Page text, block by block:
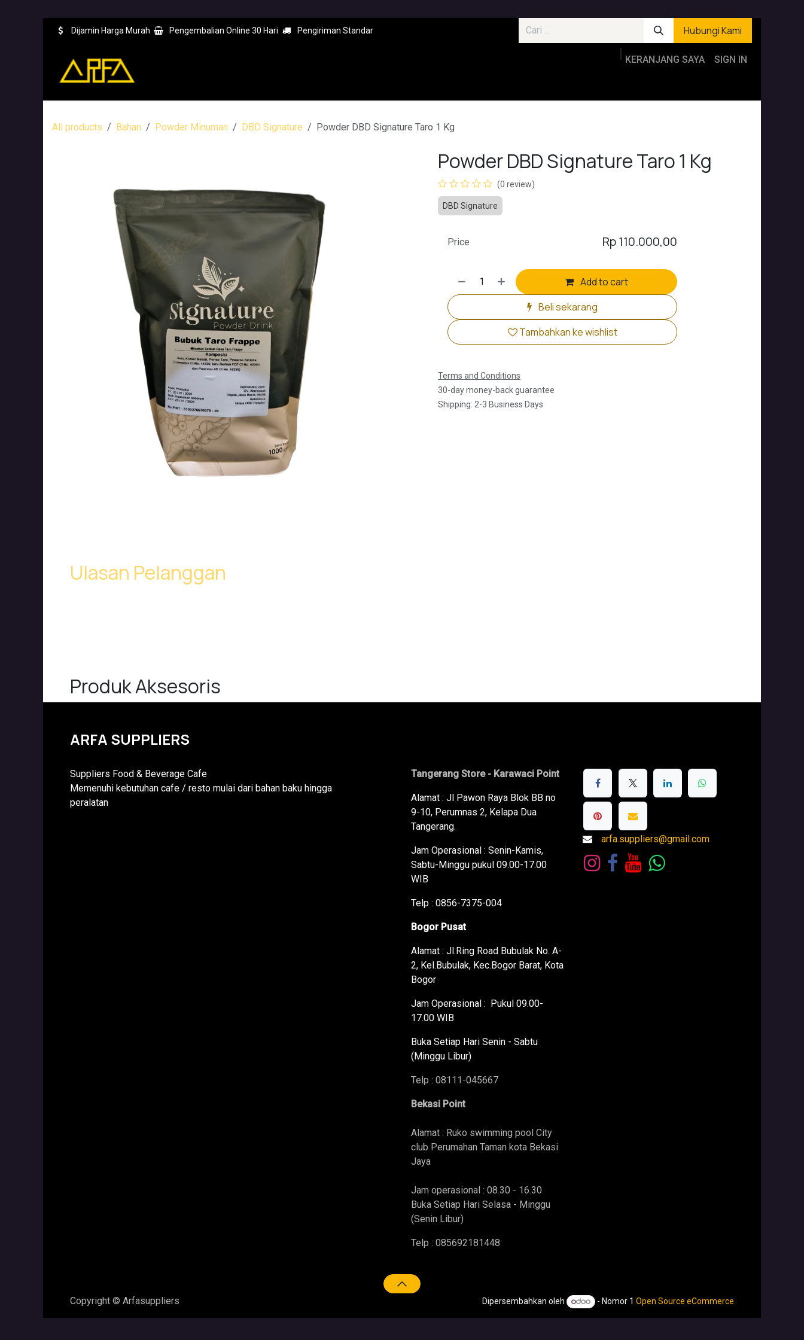
Skip ke Konten Dijamin Harga Murah Pengembalian Online 30 Hari Pengiriman Standar Hubungi Kami
KERANJANG SAYA SIGN IN
All products Bahan Powder Minuman DBD Signature Powder DBD Signature Taro 1 Kg
Powder DBD Signature Taro 1 Kg
(0 review)
DBD Signature
Add to cart
Beli sekarang
Tambahkan ke wishlist
Price Rp110.000,00
Terms and Conditions
30-day money-back guarantee
Shipping: 2-3 Business Days
Ulasan Pelanggan
Produk Aksesoris
ARFA SUPPLIERS
Suppliers Food & Beverage Cafe
Memenuhi kebutuhan cafe / resto mulai dari bahan baku hingga
peralatan
Tangerang Store - Karawaci Point
Alamat : Jl Pawon Raya Blok BB no
9-10, Perumnas 2, Kelapa Dua
Tangerang.
Jam Operasional : Senin-Kamis,
Sabtu-Minggu pukul 09.00-17.00
WIB
Telp : 0856-7375-004
Bogor Pusat
Alamat : Jl.Ring Road Bubulak No. A-
2, Kel.Bubulak, Kec.Bogor Barat, Kota
Bogor
Jam Operasional : Pukul 09.00-
17.00 WIB
Buka Setiap Hari Senin - Sabtu
(Minggu Libur)
Telp : 08111-045667
Bekasi Point
Alamat : Ruko swimming pool City
club Perumahan Taman kota Bekasi
Jaya
Jam operasional : 08.30 - 16.30
Buka Setiap Hari Selasa - Minggu
(Senin Libur)
Telp : 085692181448
arfa.suppliers@gmail.com
Copyright © Arfasuppliers Dipersembahkan oleh - Nomor 1 Open Source eCommerce